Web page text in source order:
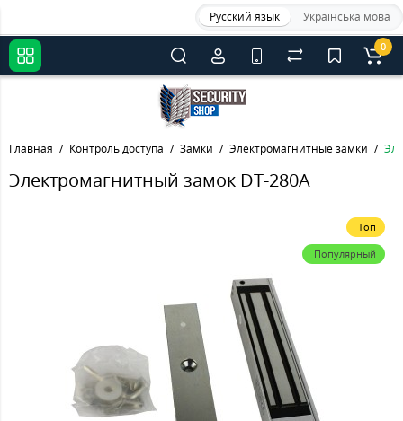
Русский язык Українська мова
0
Главная Контроль доступа Замки Электромагнитные замки
Электромагнитный замок DT-280A
Топ
Популярный